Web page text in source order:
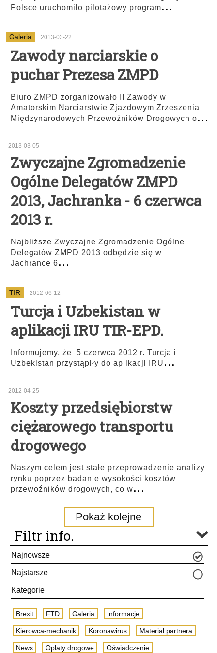
Polsce uruchomiło pilotażowy program...
Galeria 2013-03-22
Zawody narciarskie o
puchar Prezesa ZMPD
Biuro ZMPD zorganizowało II Zawody w
Amatorskim Narciarstwie Zjazdowym Zrzeszenia
Międzynarodowych Przewoźników Drogowych o...
2013-03-05
Zwyczajne Zgromadzenie
Ogólne Delegatów ZMPD
2013, Jachranka - 6 czerwca
2013 r.
Najbliższe Zwyczajne Zgromadzenie Ogólne
Delegatów ZMPD 2013 odbędzie się w
Jachrance 6...
TIR 2012-06-12
Turcja i Uzbekistan w
aplikacji IRU TIR-EPD.
Informujemy, że 5 czerwca 2012 r. Turcja i
Uzbekistan przystąpiły do aplikacji IRU...
2012-04-25
Koszty przedsiębiorstw
ciężarowego transportu
drogowego
Naszym celem jest stałe przeprowadzenie analizy
rynku poprzez badanie wysokości kosztów
przewoźników drogowych, co w...
Pokaż kolejne
Filtr info.
Najnowsze
Najstarsze
Kategorie
Brexit FTD Galeria Informacje
Kierowca-mechanik Koronawirus Materiał partnera
News Opłaty drogowe Oświadczenie